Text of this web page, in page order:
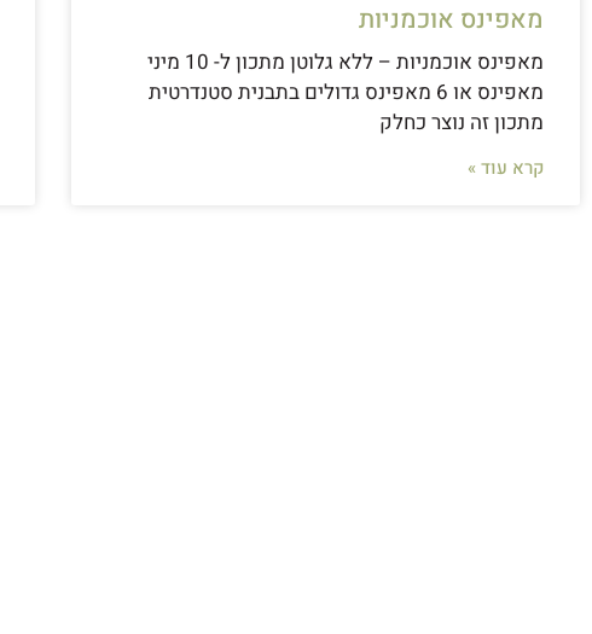
מאפינס אוכמניות
מאפינס אוכמניות – ללא גלוטן מתכון ל- 10 מיני
מאפינס או 6 מאפינס גדולים בתבנית סטנדרטית
מתכון זה נוצר כחלק
קרא עוד »